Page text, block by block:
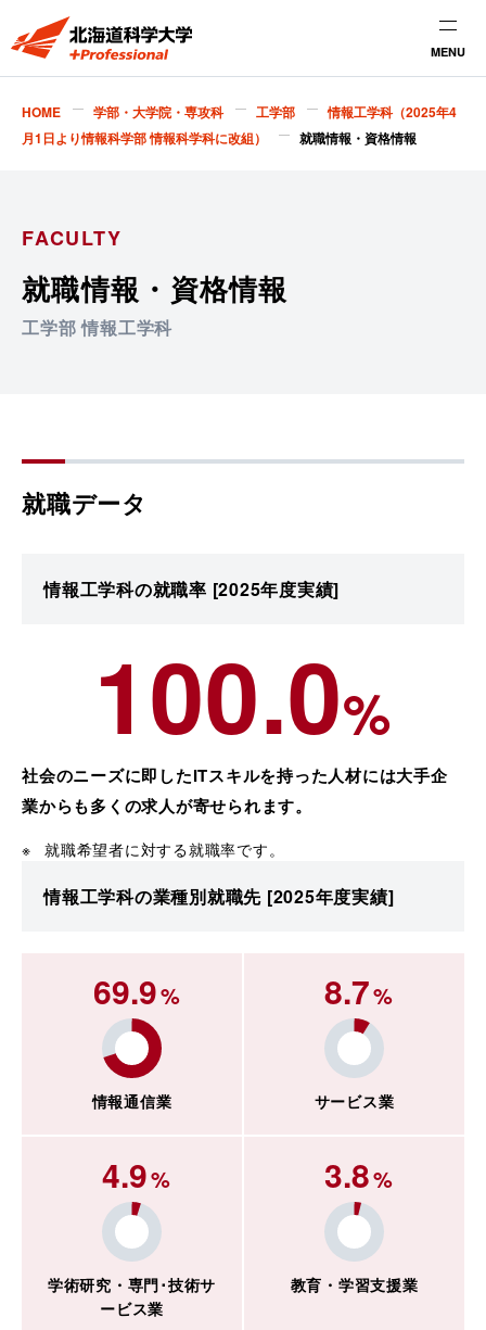
MENU
HOME 学部・大学院・専攻科 工学部
情報工学科（2025年4
月1日より情報科学部 情報科学科に改組）
就職情報・資格情報
FACULTY
就職情報・資格情報
工学部 情報工学科
就職データ
情報工学科の就職率 [2025年度実績]
100.0%
社会のニーズに即したITスキルを持った人材には大手企
業からも多くの求人が寄せられます。
就職希望者に対する就職率です。
情報工学科の業種別就職先 [2025年度実績]
69.9%
情報通信業
8.7%
サービス業
4.9%
学術研究・専門･技術サ
ービス業
3.8%
教育・学習支援業